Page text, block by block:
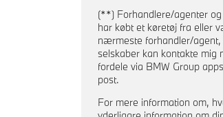
(**) Forhandlere/agenter
har købt et køretøj fra eller
nærmeste forhandler/
selskaber kan kontakte mig
fordele via BMW Group
post.
For mere information om,